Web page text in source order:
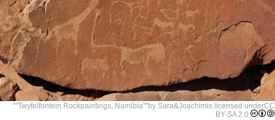
""Twyfelfontein Rockpaintings, Namibia""by Sara&Joachimis licensed underCC
BY-SA 2.0